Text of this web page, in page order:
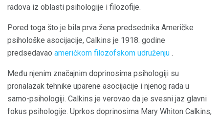
radova iz oblasti psihologije i filozofije.
Pored toga što je bila prva žena predsednika Američke
psihološke asocijacije, Calkins je 1918. godine
predsedavao američkom filozofskom udruženju .
Među njenim značajnim doprinosima psihologiji su
pronalazak tehnike uparene asocijacije i njenog rada u
samo-psihologiji. Calkins je verovao da je svesni jaz glavni
fokus psihologije. Uprkos doprinosima Mary Whiton Calkins,